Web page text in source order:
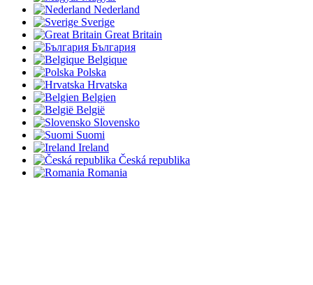
Nederland
Sverige
Great Britain
България
Belgique
Polska
Hrvatska
Belgien
België
Slovensko
Suomi
Ireland
Česká republika
Romania